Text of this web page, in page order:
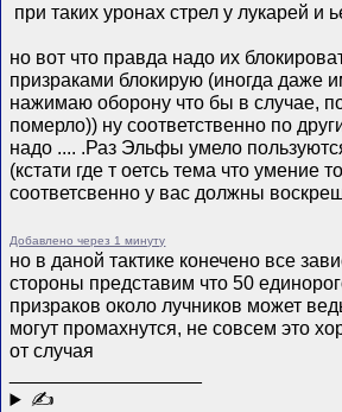
при таких уронах стрел у лукарей и
но вот что правда надо их
призраками блокирую (иногда даже
нажимаю оборону что бы в случае,
померло)) ну соответственно по
надо .... .Раз Эльфы умело
(кстати где т оетсь тема что умение
соответсвенно у вас должны
Добавлено через 1 минуту
но в даной тактике конечено все
стороны представим что 50
призраков около лучников может
могут промахнутся, не совсем это
от случая
✍